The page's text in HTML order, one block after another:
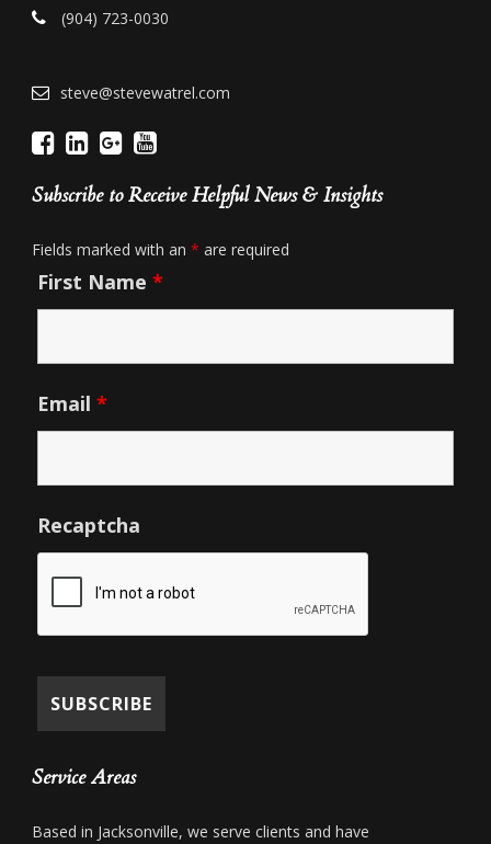
(904) 723-0030
steve@stevewatrel.com
Subscribe to Receive Helpful News & Insights
Fields marked with an * are required
First Name *
Email *
Recaptcha
Service Areas
Based in Jacksonville, we serve clients and have